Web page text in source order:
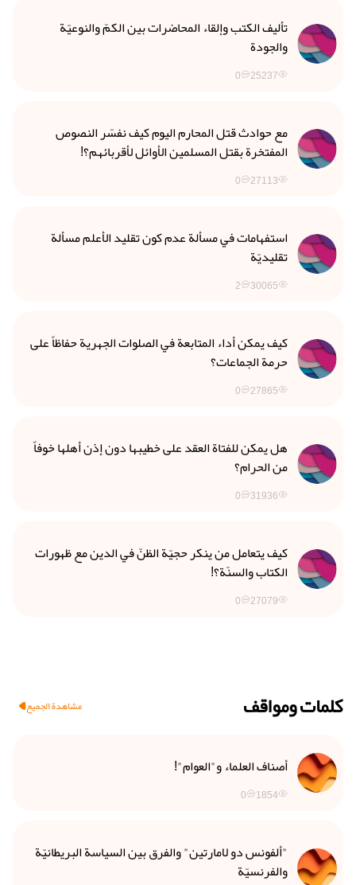
تأليف الكتب وإلقاء المحاضرات بين الكمّ والنوعيّة
والجودة
25237
0
مع حوادث قتل المحارم اليوم كيف نفسّر النصوص
المفتخرة بقتل المسلمين الأوائل لأقربائهم؟!
27113
0
استفهامات في مسألة عدم كون تقليد الأعلم مسألة
تقليديّة
30065
2
كيف يمكن أداء المتابعة في الصلوات الجهرية حفاظاً على
حرمة الجماعات؟
27865
0
هل يمكن للفتاة العقد على خطيبها دون إذن أهلها خوفاً
من الحرام؟
31936
0
كيف يتعامل من ينكر حجيّة الظنّ في الدين مع ظهورات
الكتاب والسنّة؟!
27079
0
كلمات ومواقف مشاهدة الجميع
أصناف العلماء و"العوام"!
1854
0
"ألفونس دو لامارتين" والفرق بين السياسة البريطانيّة
والفرنسيّة